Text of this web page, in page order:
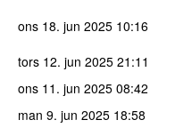
ons 18. jun 2025 10:16
tors 12. jun 2025 21:11
ons 11. jun 2025 08:42
man 9. jun 2025 18:58